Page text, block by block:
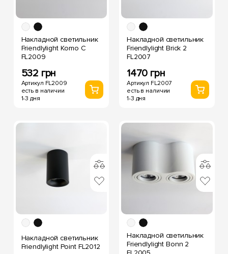
Накладной светильник
Friendlylight Komo C
FL2009
532 грн
Артикул FL2009
есть в наличии
1-3 дня
Накладной светильник
Friendlylight Brick 2
FL2007
1470 грн
Артикул FL2007
есть в наличии
1-3 дня
Накладной светильник
Friendlylight Point FL2012
Накладной светильник
Friendlylight Bonn 2